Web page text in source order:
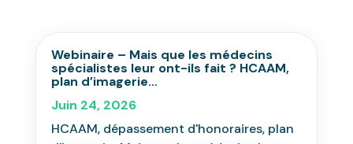
Webinaire – Mais que les médecins
spécialistes leur ont-ils fait ? HCAAM,
plan d’imagerie…
Juin 24, 2026
HCAAM, dépassement d'honoraires, plan